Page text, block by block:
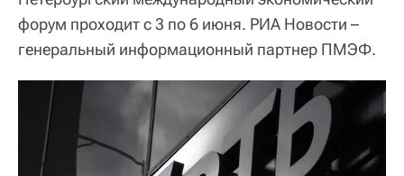
форум проходит с 3 по 6 июня. РИА Новости –
генеральный информационный партнер ПМЭФ.